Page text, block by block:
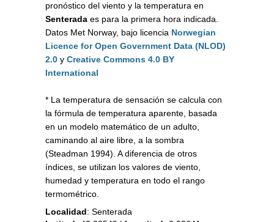
pronóstico del viento y la temperatura en
Senterada es para la primera hora indicada.
Datos Met Norway, bajo licencia Norwegian
Licence for Open Government Data (NLOD)
2.0 y Creative Commons 4.0 BY
International
* La temperatura de sensación se calcula con
la fórmula de temperatura aparente, basada
en un modelo matemático de un adulto,
caminando al aire libre, a la sombra
(Steadman 1994). A diferencia de otros
índices, se utilizan los valores de viento,
humedad y temperatura en todo el rango
termométrico.
Localidad: Senterada